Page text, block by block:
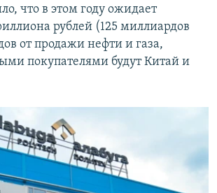
что в этом году ожидает
рублей (125 миллиардов
от продажи нефти и газа,
покупателями будут Китай и